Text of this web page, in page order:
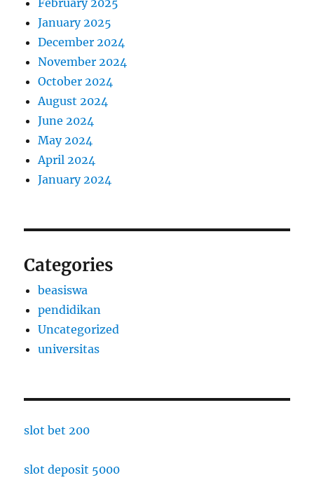
January 2025
December 2024
November 2024
October 2024
August 2024
June 2024
May 2024
April 2024
January 2024
Categories
beasiswa
pendidikan
Uncategorized
universitas
slot bet 200
slot deposit 5000